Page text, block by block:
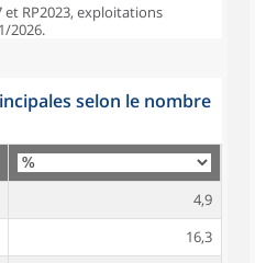
et RP2023, exploitations
2026.
selon le nombre
4,9
16,3